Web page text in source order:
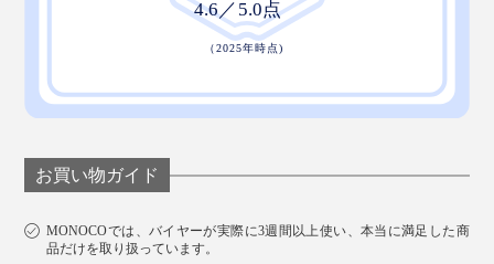
お買い物ガイド
MONOCOでは、バイヤーが実際に3週間以上使い、本当に満足した商
品だけを取り扱っています。